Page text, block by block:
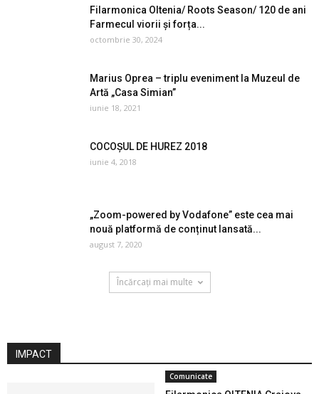
Filarmonica Oltenia/ Roots Season/ 120 de ani
Farmecul viorii și forța...
octombrie 30, 2024
Marius Oprea – triplu eveniment la Muzeul de
Artă „Casa Simian”
iunie 18, 2021
COCOȘUL DE HUREZ 2018
iunie 4, 2018
„Zoom-powered by Vodafone” este cea mai
nouă platformă de conținut lansată...
august 7, 2020
Încărcați mai multe
IMPACT
Comunicate